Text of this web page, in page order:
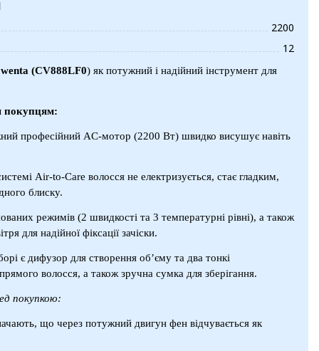
2200
12
(CV888LF0) як потужний і надійний інструмент для
покупцям:
професійний AC-мотор (2200 Вт) швидко висушує навіть
Air-to-Care волосся не електризується, стає гладким,
блиску.
режимів (2 швидкості та 3 температурні рівні), а також
для надійної фіксації зачіски.
є дифузор для створення об’єму та два тонкі
волосся, а також зручна сумка для зберігання.
покупкою:
що через потужний двигун фен відчувається як